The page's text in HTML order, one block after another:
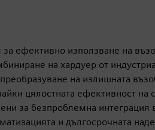
за ефективно използване на
на хардуер от
на излишната
цялостната ефективност на
за безпроблемна
и дългосрочната